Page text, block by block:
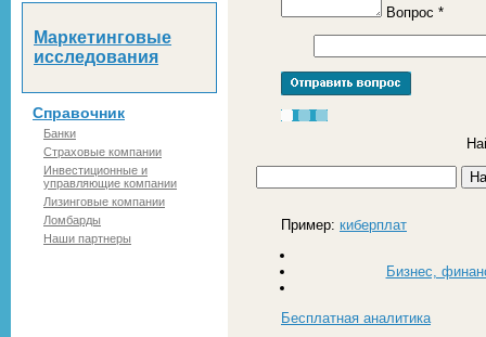
Маркетинговые
исследования
Справочник
Банки
Страховые компании
Инвестиционные и
управляющие компании
Лизинговые компании
Ломбарды
Наши партнеры
Вопрос *
Пример: киберплат
Бизнес,
Бесплатная аналитика